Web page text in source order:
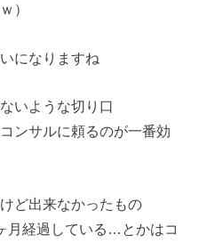
）
になりますね
いような切り口
ンサルに頼るのが一番効
ど出来なかったもの
月経過している…とかはコ